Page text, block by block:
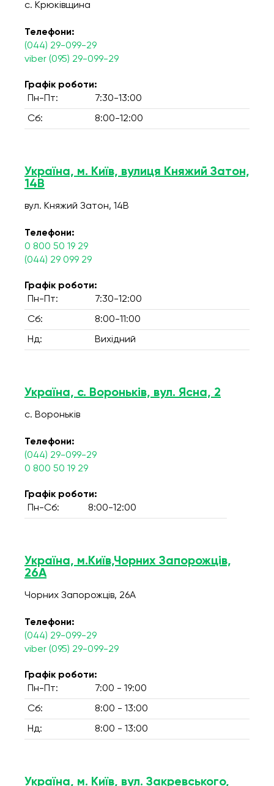
с. Крюківщина
Телефони:
(044) 29-099-29
viber (095) 29-099-29
Графік роботи:
Пн-Пт:
7:30-13:00
Сб: 8:00-12:00
Україна, м. Київ, вулиця Княжий Затон,
14В
вул. Княжий Затон, 14В
Телефони:
0 800 50 19 29
(044) 29 099 29
Графік роботи:
Пн-Пт:
7:30-12:00
Сб: 8:00-11:00
Нд: Вихідний
Україна, с. Вороньків, вул. Ясна, 2
с. Вороньків
Телефони:
(044) 29-099-29
0 800 50 19 29
Графік роботи:
Пн-Сб:
8:00-12:00
Україна, м.Київ,Чорних Запорожців,
26А
Чорних Запорожців, 26А
Телефони:
(044) 29-099-29
viber (095) 29-099-29
Графік роботи:
Пн-Пт:
7:00 - 19:00
Сб: 8:00 - 13:00
Нд: 8:00 - 13:00
Україна, м. Київ, вул. Закревського,